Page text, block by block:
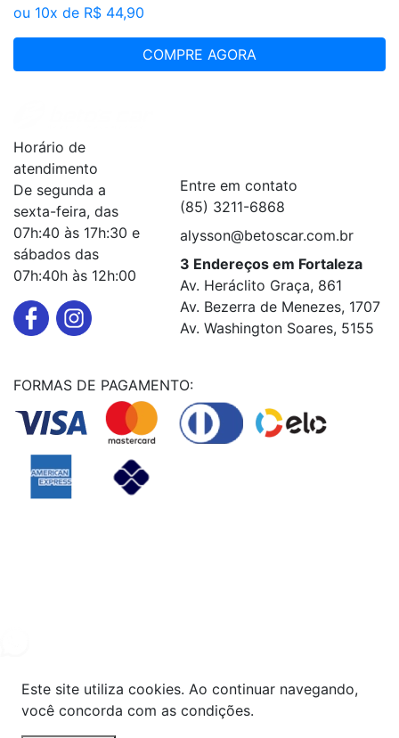
ou 10x de R$ 44,90
COMPRE AGORA
Horário de
atendimento
De segunda a
sexta-feira, das
07h:40 às 17h:30 e
sábados das
07h:40h às 12h:00
Entre em contato
(85) 3211-6868
alysson@betoscar.com.br
3 Endereços em Fortaleza
Av. Heráclito Graça, 861
Av. Bezerra de Menezes, 1707
Av. Washington Soares, 5155
FORMAS DE PAGAMENTO:
Este site utiliza cookies. Ao continuar navegando,
você concorda com as condições.